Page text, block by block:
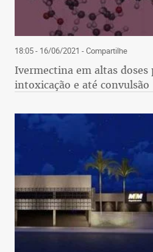
18:05 - 16/06/2021 - Compartilhe
Ivermectina em altas doses
intoxicação e até convulsão